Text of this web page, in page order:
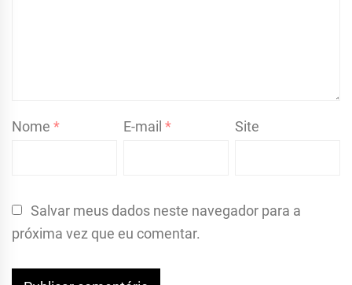
Nome * E-mail* Site
Salvar meus dados neste navegador para a
próxima vez que eu comentar.